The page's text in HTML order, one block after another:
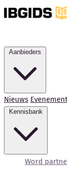
Nieuws
Word